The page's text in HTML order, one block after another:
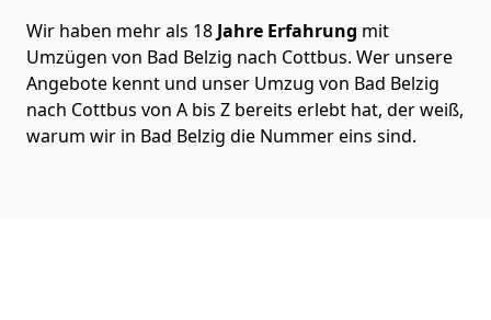
Wir haben mehr als 18 Jahre Erfahrung mit
Umzügen von Bad Belzig nach Cottbus. Wer unsere
Angebote kennt und unser Umzug von Bad Belzig
nach Cottbus von A bis Z bereits erlebt hat, der weiß,
warum wir in Bad Belzig die Nummer eins sind.